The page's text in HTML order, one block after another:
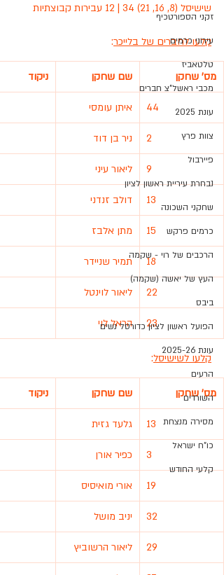
זקני הספורטכיף
עירוני כרמים
טלטאביז
מכבי ראשל"צ חברים
עונת 2025
צוות פרץ
פיירבול
נבחרת עיריית ראשון לציון
שחקני השכונה
כרמים פרקש
הרכבים של רוי - שקמה
העץ של יאשה (שקמה)
ביבס
הפועל ראשון לציון כדורסל נשים
עונת 2025-26
הרעים
השורדים
מסירה מנצחת
כו"ח ישראל
קלעי החודש
שישיסל (8, 16, 21) 34 | 12 עבירות קבוצתיות
קלעו לחברים של בלייכר:
מס' שחקן שם שחקן ניקוד
44 איתן עומסי
2 ניר בן דוד
9 ליאור עיני
13 דולב זנדני
15 מתן אלבז
18 תמיר שניידר
22 ליאור לוינטל
23 הראל לוי
קלעו לשישיסל:
מס' שחקן שם שחקן ניקוד
13 גלעד גזית
3 כפיר אורן
19 אורי מואיסיס
32 יניב מושל
29 ליאור הרשוביץ